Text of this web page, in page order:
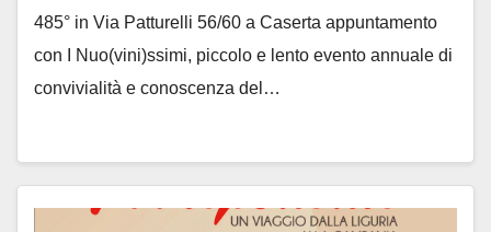
485° in Via Patturelli 56/60 a Caserta appuntamento
con I Nuo(vini)ssimi, piccolo e lento evento annuale di
convivialità e conoscenza del…